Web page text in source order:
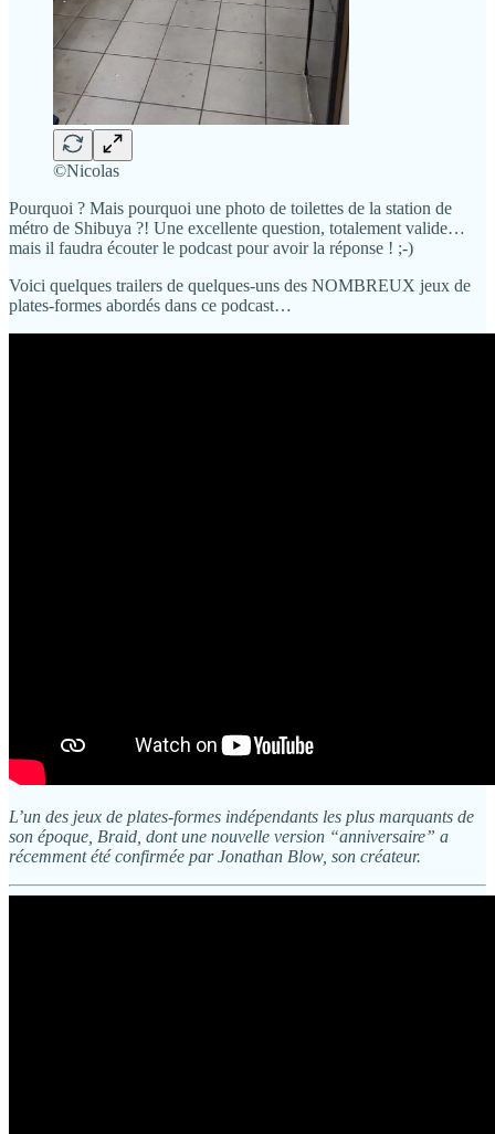
©Nicolas
Pourquoi ? Mais pourquoi une photo de toilettes de la station de
métro de Shibuya ?! Une excellente question, totalement valide…
mais il faudra écouter le podcast pour avoir la réponse ! ;-)
Voici quelques trailers de quelques-uns des NOMBREUX jeux de
plates-formes abordés dans ce podcast…
L’un des jeux de plates-formes indépendants les plus marquants de
son époque, Braid, dont une nouvelle version “anniversaire” a
récemment été confirmée par Jonathan Blow, son créateur.